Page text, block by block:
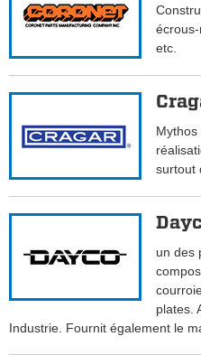
etc.
Mythos
surtout
un des
plates.
Industrie. Fournit également le